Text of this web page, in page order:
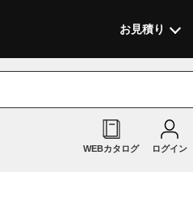
お見積り
WEBカタログ ログイン